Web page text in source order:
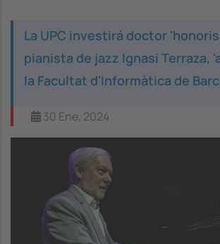
La UPC investirá doctor
pianista de jazz Ignasi Terraza,
la Facultat d'Informàtica de
30 Ene, 2024